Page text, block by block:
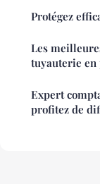
Protégez
Les
tuyauterie
Expert
profitez de